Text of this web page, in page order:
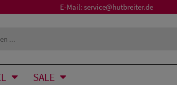
E-Mail: service@hutbreiter.de
SALE